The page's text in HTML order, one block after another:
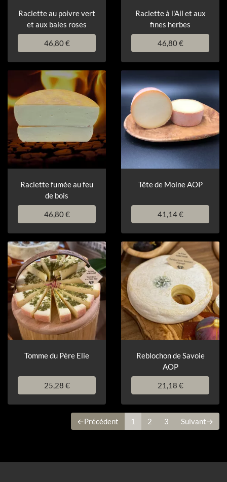
Raclette au poivre vert
et aux baies roses
46,80 €
Raclette à l'Ail et aux
fines herbes
46,80 €
Raclette fumée au feu
de bois
46,80 €
Tête de Moine AOP
41,14 €
Tomme du Père Elie
25,28 €
Reblochon de Savoie
AOP
21,18 €
←Précédent 1 2 3 Suivant→